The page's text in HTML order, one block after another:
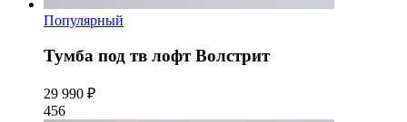
Популярный
Тумба под тв лофт Волстрит
29 990 ₽
456